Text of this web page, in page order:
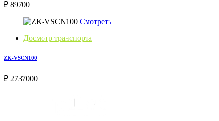
₽ 89700
Смотреть
Досмотр транспорта
ZK-VSCN100
₽ 2737000